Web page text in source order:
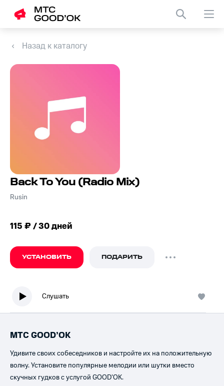
Назад к каталогу
Back To You (Radio Mix)
Rusin
115 ₽ / 30 дней
УСТАНОВИТЬ ПОДАРИТЬ
Слушать
МТС GOOD’OK
Удивите своих собеседников и настройте их на положительную
волну. Установите популярные мелодии или шутки вместо
скучных гудков с услугой GOOD’OK.